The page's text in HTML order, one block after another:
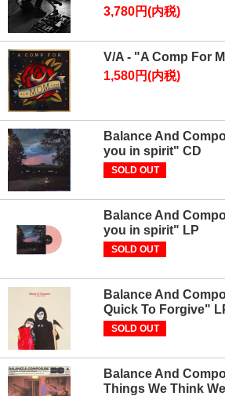
3,780円(内税)
V/A - "A Comp For
1,580円(内税)
Balance And
you in spirit" CD
SOLD OUT
Balance And
you in spirit" LP
SOLD OUT
Balance And
Quick To Forgive"
SOLD OUT
Balance And
Things We Think